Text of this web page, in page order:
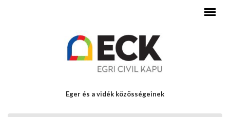
Eger és a vidék közösségeinek